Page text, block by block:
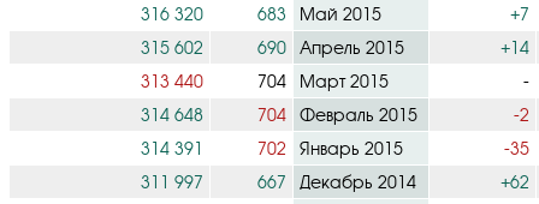
316 320
683 Май 2015
+7
315 602
690 Апрель 2015
+14
313 440
704 Март 2015
-
314 648
704 Февраль 2015
-2
314 391
702 Январь 2015
-35
311 997
667 Декабрь 2014
+62